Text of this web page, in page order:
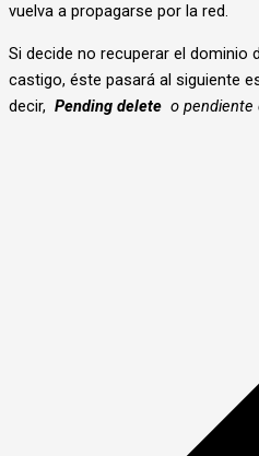
vuelva a propagarse por la red.
Si decide no recuperar el dominio
castigo, éste pasará al siguiente
decir, Pending delete o pendiente